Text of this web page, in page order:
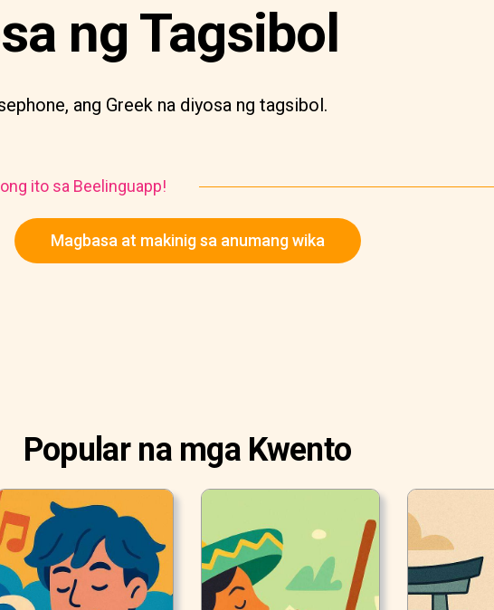
ng Tagsibol
ang Greek na diyosa ng tagsibol.
ito sa Beelinguapp!
Magbasa at makinig sa anumang wika
Popular na mga Kwento